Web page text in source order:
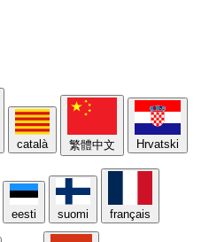
català 繁體中文 Hrvatski
eesti suomi français